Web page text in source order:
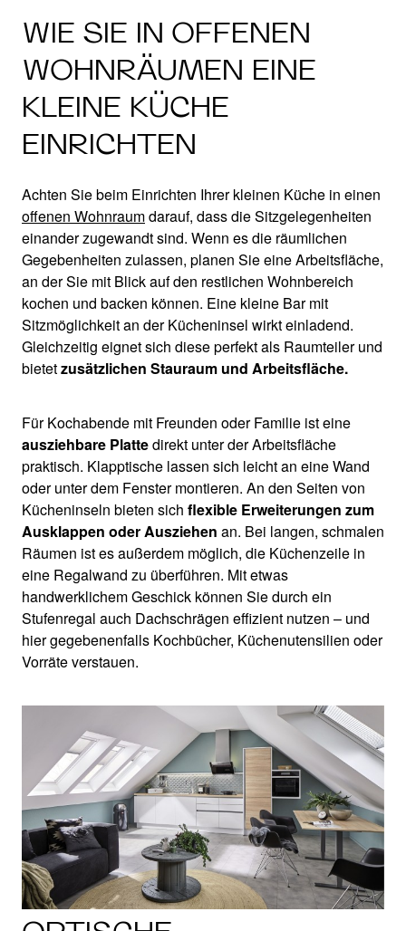
WIE SIE IN OFFENEN
WOHNRÄUMEN EINE
KLEINE KÜCHE
EINRICHTEN
Achten Sie beim Einrichten Ihrer kleinen Küche in einen
offenen Wohnraumdarauf, dass die Sitzgelegenheiten
einander zugewandt sind. Wenn es die räumlichen
Gegebenheiten zulassen, planen Sie eine Arbeitsfläche,
an der Sie mit Blick auf den restlichen Wohnbereich
kochen und backen können. Eine kleine Bar mit
Sitzmöglichkeit an der Kücheninsel wirkt einladend.
Gleichzeitig eignet sich diese perfekt als Raumteiler und
bietetzusätzlichen Stauraum und Arbeitsfläche.
Für Kochabende mit Freunden oder Familie ist eine
ausziehbare Plattedirekt unter der Arbeitsfläche
praktisch. Klapptische lassen sich leicht an eine Wand
oder unter dem Fenster montieren. An den Seiten von
Kücheninseln bieten sich flexible Erweiterungen zum
Ausklappen oder Ausziehen an. Bei langen, schmalen
Räumen ist es außerdem möglich, die Küchenzeile in
eine Regalwand zu überführen. Mit etwas
handwerklichem Geschick können Sie durch ein
Stufenregal auch Dachschrägen effizient nutzen – und
hier gegebenenfalls Kochbücher, Küchenutensilien oder
Vorräte verstauen.